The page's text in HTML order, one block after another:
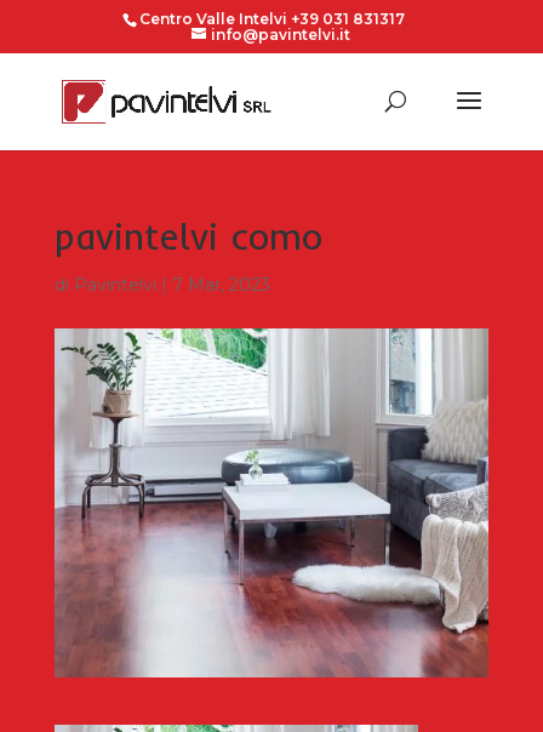
Centro Valle Intelvi +39 031 831317
info@pavintelvi.it
pavintelvi como
di Pavintelvi | 7 Mar, 2023